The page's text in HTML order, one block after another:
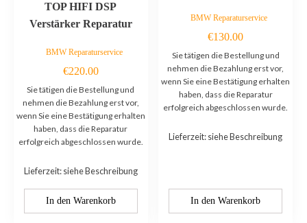
TOP HIFI DSP
Verstärker Reparatur
BMW Reparaturservice
€220.00
Sie tätigen die Bestellung und
nehmen die Bezahlung erst vor,
wenn Sie eine Bestätigung erhalten
haben, dass die Reparatur
erfolgreich abgeschlossen wurde.
Lieferzeit: siehe Beschreibung
In den Warenkorb
BMW Reparaturservice
€130.00
Sie tätigen die Bestellung und
nehmen die Bezahlung erst vor,
wenn Sie eine Bestätigung erhalten
haben, dass die Reparatur
erfolgreich abgeschlossen wurde.
Lieferzeit: siehe Beschreibung
In den Warenkorb